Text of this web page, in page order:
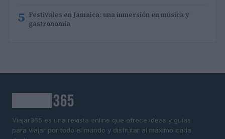
5 Festivales en Jamaica: una inmersión en música y
gastronomía
Viajar365 es una revista online que ofrece ideas y guías
para viajar por todo el mundo y disfrutar al máximo cada